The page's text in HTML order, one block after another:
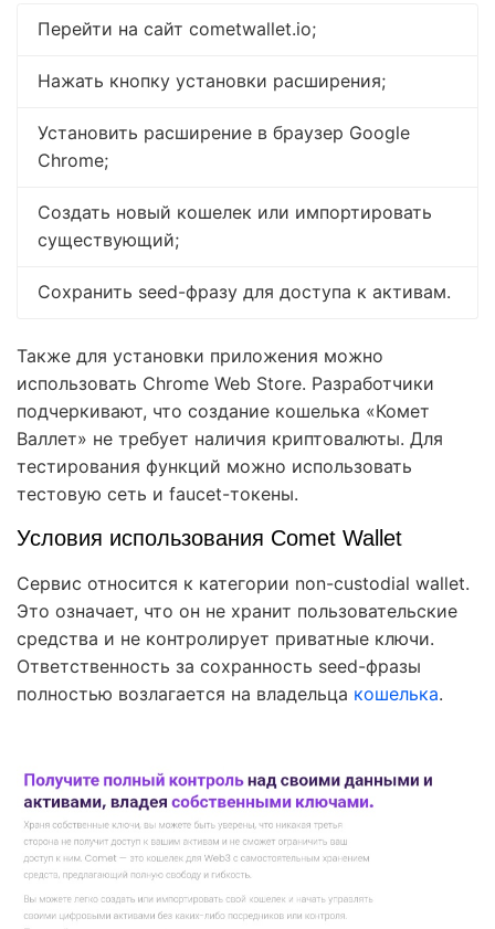
Перейти на сайт cometwallet.io;
Нажать кнопку установки расширения;
Установить расширение в браузер Google
Chrome;
Создать новый кошелек или импортировать
существующий;
Сохранить seed-фразу для доступа к активам.
Также для установки приложения можно
использовать Chrome Web Store. Разработчики
подчеркивают, что создание кошелька «Комет
Валлет» не требует наличия криптовалюты. Для
тестирования функций можно использовать
тестовую сеть и faucet-токены.
Условия использования Comet Wallet
Сервис относится к категории non-custodial wallet.
Это означает, что он не хранит пользовательские
средства и не контролирует приватные ключи.
Ответственность за сохранность seed-фразы
полностью возлагается на владельца кошелька.